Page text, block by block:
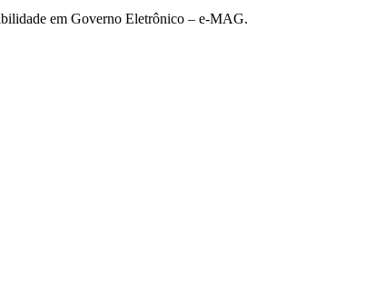
em Governo Eletrônico – e-MAG.